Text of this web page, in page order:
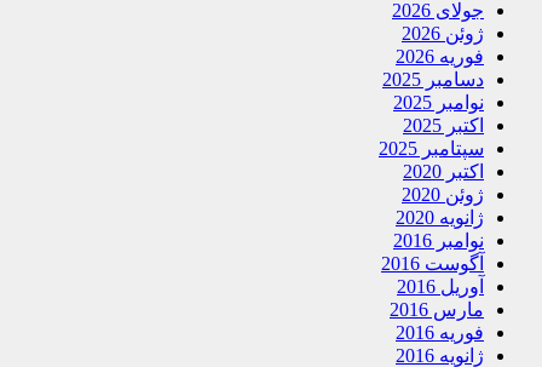
جولای 2026
ژوئن 2026
فوریه 2026
دسامبر 2025
نوامبر 2025
اکتبر 2025
سپتامبر 2025
اکتبر 2020
ژوئن 2020
ژانویه 2020
نوامبر 2016
آگوست 2016
آوریل 2016
مارس 2016
فوریه 2016
ژانویه 2016